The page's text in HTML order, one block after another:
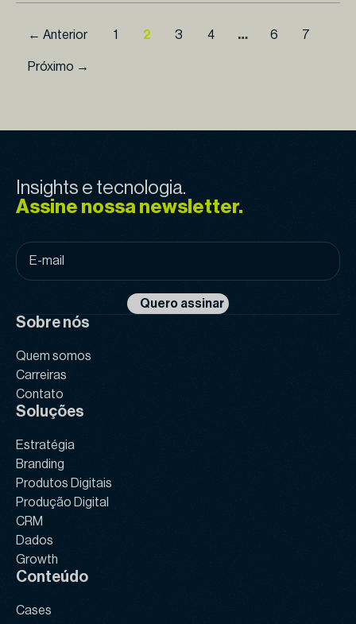
← Anterior 1 2 3 4 … 6 7
Próximo →
Insights e tecnologia.
Assine nossa newsletter.
E-
mail
*
Quero assinar
Sobre nós
Quem somos
Carreiras
Contato
Soluções
Estratégia
Branding
Produtos Digitais
Produção Digital
CRM
Dados
Growth
Conteúdo
Cases